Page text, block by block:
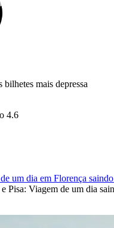
bilhetes mais depressa
4.6
de um dia em Florença
Pisa: Viagem de um dia